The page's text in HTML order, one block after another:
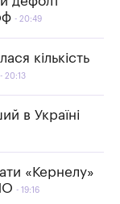
20:49
кількість
20:13
в Україні
«Кернелу»
19:16